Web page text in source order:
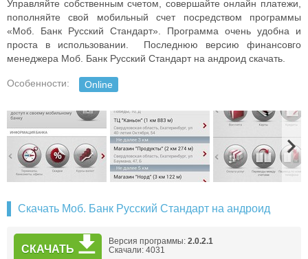
Управляйте собственным счетом, совершайте онлайн платежи,
пополняйте свой мобильный счет посредством программы
«Моб. Банк Русский Стандарт». Программа очень удобна и
проста в использовании. Последнюю версию финансовго
менеджера Моб. Банк Русский Стандарт на андроид скачать.
Особенности: Online
Скачать Моб. Банк Русский Стандарт на андроид
СКАЧАТЬ
Версия программы: 2.0.2.1
Скачали: 4031